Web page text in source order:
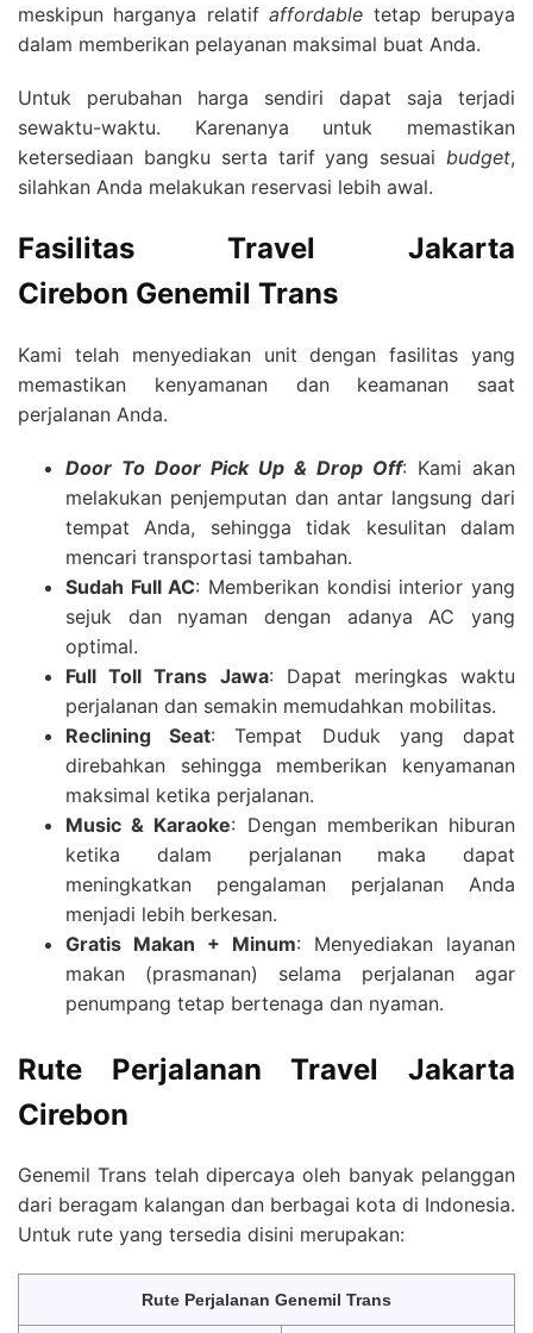
meskipun harganya relatifaffordable tetap berupaya
dalam memberikan pelayanan maksimal buat Anda.
Untuk perubahan harga sendiri dapat saja terjadi
sewaktu-waktu. Karenanya untuk memastikan
ketersediaan bangku serta tarif yang sesuai budget,
silahkan Anda melakukan reservasi lebih awal.
Fasilitas Travel Jakarta
Cirebon Genemil Trans
Kami telah menyediakan unit dengan fasilitas yang
memastikan kenyamanan dan keamanan saat
perjalanan Anda.
Door To Door Pick Up & Drop Off: Kami akan
melakukan penjemputan dan antar langsung dari
tempat Anda, sehingga tidak kesulitan dalam
mencari transportasi tambahan.
Sudah Full AC: Memberikan kondisi interior yang
sejuk dan nyaman dengan adanya AC yang
optimal.
Full Toll Trans Jawa: Dapat meringkas waktu
perjalanan dan semakin memudahkan mobilitas.
Reclining Seat: Tempat Duduk yang dapat
direbahkan sehingga memberikan kenyamanan
maksimal ketika perjalanan.
Music & Karaoke: Dengan memberikan hiburan
ketika dalam perjalanan maka dapat
meningkatkan pengalaman perjalanan Anda
menjadi lebih berkesan.
Gratis Makan + Minum: Menyediakan layanan
makan (prasmanan) selama perjalanan agar
penumpang tetap bertenaga dan nyaman.
Rute PerjalananTravel Jakarta
Cirebon
Genemil Trans telah dipercaya oleh banyak pelanggan
dari beragam kalangan dan berbagai kota di Indonesia.
Untuk rute yang tersedia disini merupakan:
Rute Perjalanan Genemil Trans